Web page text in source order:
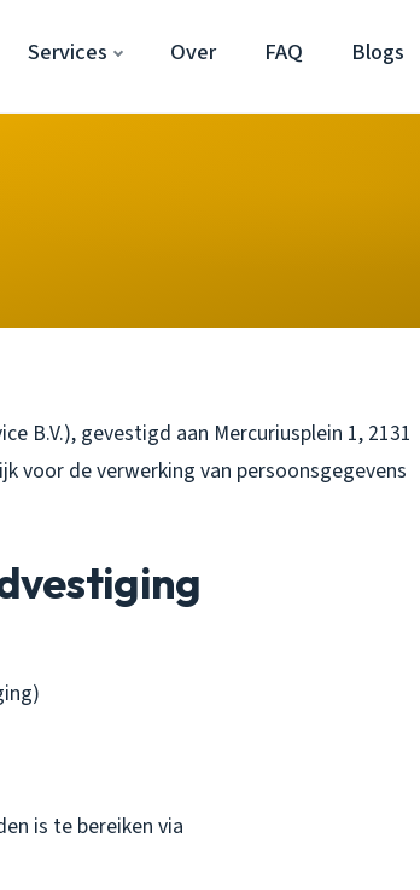
Services Over FAQ Blogs
B.V.), gevestigd aan Mercuriusplein 1, 2131
voor de verwerking van persoonsgegevens
is te bereiken via